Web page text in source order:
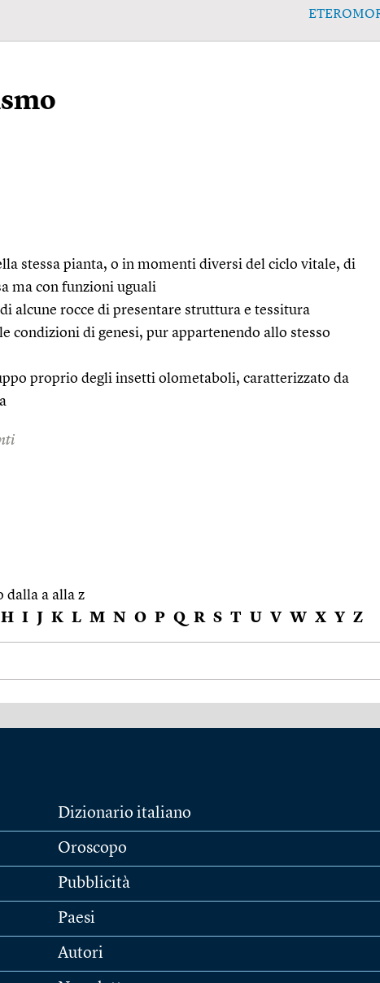
stessa pianta, o in momenti diversi del ciclo vitale, di
ma con funzioni uguali
alcune rocce di presentare struttura e tessitura
condizioni di genesi, pur appartenendo allo stesso
proprio degli insetti olometaboli, caratterizzato da
dalla a alla z
H I J K L M N O P Q R S T U V W X Y Z
Dizionario italiano
Oroscopo
Pubblicità
Paesi
Autori